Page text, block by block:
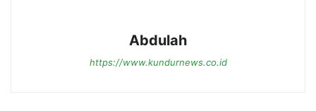
Abdulah
https://www.kundurnews.co.id